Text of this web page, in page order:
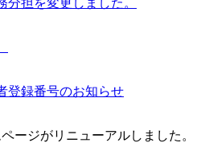
登録番号のお知らせ
ージがリニューアルしました。